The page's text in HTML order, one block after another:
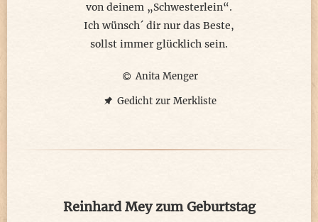
***
von deinem „Schwesterlein“.
Ich wünsch´ dir nur das Beste,
sollst immer glücklich sein.
Anita Menger
Gedicht zur Merkliste
Reinhard Mey zum Geburtstag